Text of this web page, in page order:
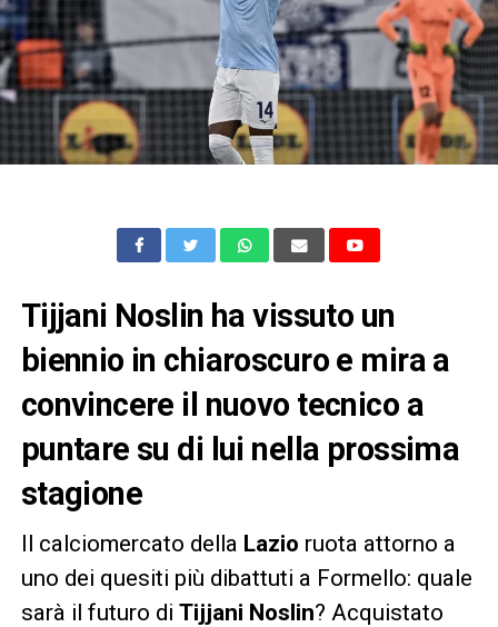
Tijjani Noslin ha vissuto un
biennio in chiaroscuro e mira a
convincere il nuovo tecnico a
puntare su di lui nella prossima
stagione
Il calciomercato della Lazio ruota attorno a
uno dei quesiti più dibattuti a Formello: quale
sarà il futuro di Tijjani Noslin? Acquistato